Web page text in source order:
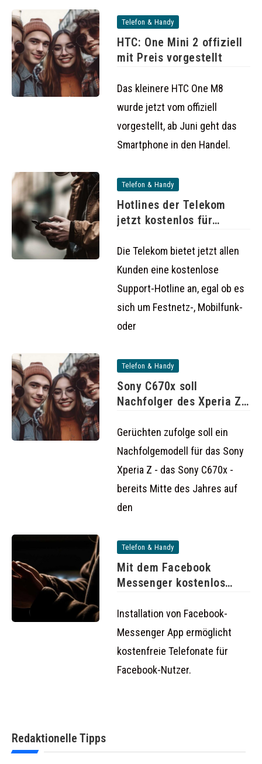
Telefon & Handy
HTC: One Mini 2 offiziell
mit Preis vorgestellt
Das kleinere HTC One M8
wurde jetzt vom offiziell
vorgestellt, ab Juni geht das
Smartphone in den Handel.
Telefon & Handy
Hotlines der Telekom
jetzt kostenlos für
Die Telekom bietet jetzt allen
Kunden eine kostenlose
Support-Hotline an, egal ob es
sich um Festnetz-, Mobilfunk-
oder
Telefon & Handy
Sony C670x soll
Nachfolger des Xperia Z
Gerüchten zufolge soll ein
Nachfolgemodell für das Sony
Xperia Z - das Sony C670x -
bereits Mitte des Jahres auf
den
Telefon & Handy
Mit dem Facebook
Messenger kostenlos
Installation von Facebook-
Messenger App ermöglicht
kostenfreie Telefonate für
Facebook-Nutzer.
Redaktionelle Tipps